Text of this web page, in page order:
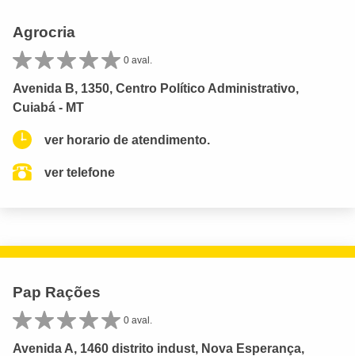
Agrocria
0 aval.
Avenida B, 1350, Centro Político Administrativo,
Cuiabá - MT
ver horario de atendimento.
ver telefone
Pap Rações
0 aval.
Avenida A, 1460 distrito indust, Nova Esperança,